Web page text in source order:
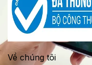
Về chúng tôi